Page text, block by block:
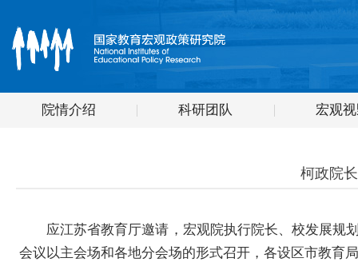
院情介绍 科研团队 宏观
柯政院
应江苏省教育厅邀请，宏观院执行院长、校发展规
会议以主会场和各地分会场的形式召开，各设区市教育